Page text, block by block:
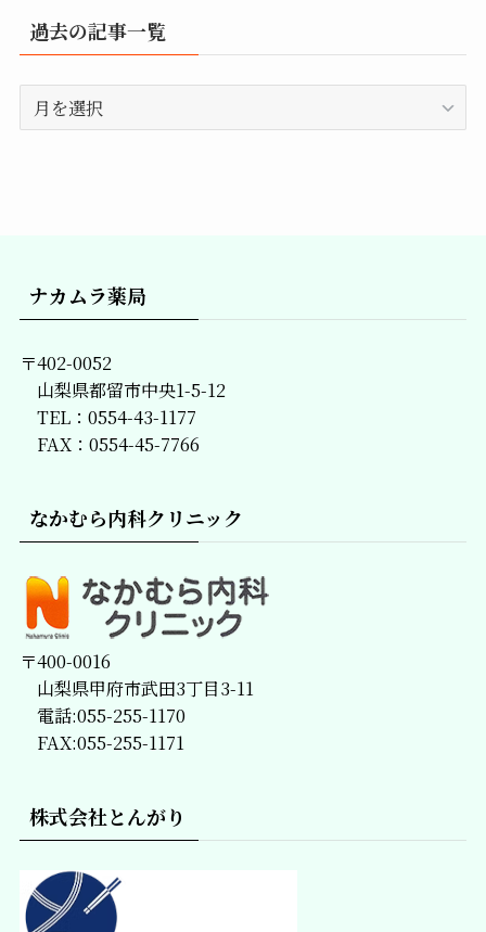
過去の記事一覧
去
ナカムラ薬局
〒402-0052
山梨県都留市中央1-5-12
TEL：0554-43-1177
FAX：0554-45-7766
なかむら内科クリニック
〒400-0016
山梨県甲府市武田3丁目3-11
電話:055-255-1170
FAX:055-255-1171
株式会社とんがり